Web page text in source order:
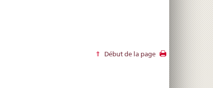
Début de la page